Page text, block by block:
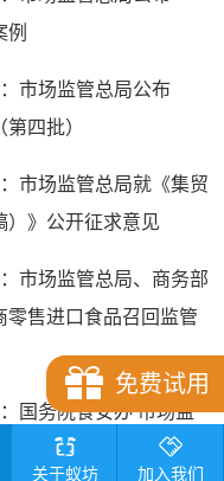
例
市场监管总局公布
四批）
市场监管总局就《集贸
》公开征求意见
市场监管总局、商务部
售进口食品召回监管
国务院食安办 市场监
量安全管控
免费试用
关于蚁坊 加入我们